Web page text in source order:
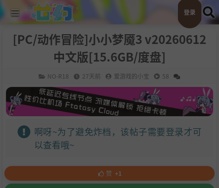
登录
[PC/动作冒险]小小梦魇3 v20260612
中文版[15.6GB/度盘]
NO-R18 27天前 爱游戏的小宝 58
啊呀~为了避免炸档，该帖子需要登录才可
以查看哦~
赞 +1